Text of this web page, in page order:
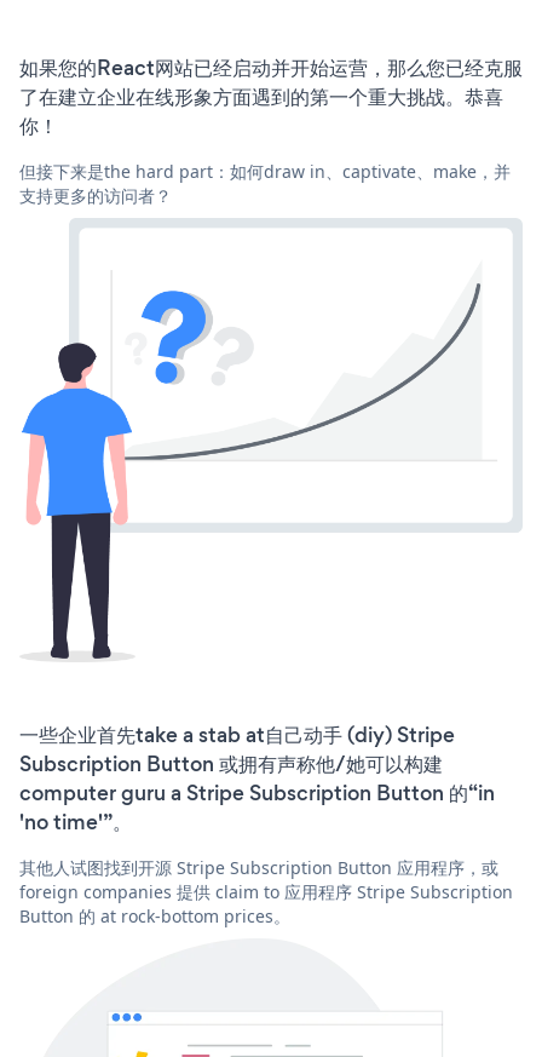
如果您的React网站已经启动并开始运营，那么您已经克服
了在建立企业在线形象方面遇到的第一个重大挑战。恭喜
你！
但接下来是the hard part：如何draw in、captivate、make，并
支持更多的访问者？
一些企业首先take a stab at自己动手 (diy) Stripe
Subscription Button 或拥有声称他/她可以构建
computer guru a Stripe Subscription Button 的“in
'no time'”。
其他人试图找到开源 Stripe Subscription Button 应用程序，或
foreign companies 提供 claim to 应用程序 Stripe Subscription
Button 的 at rock-bottom prices。